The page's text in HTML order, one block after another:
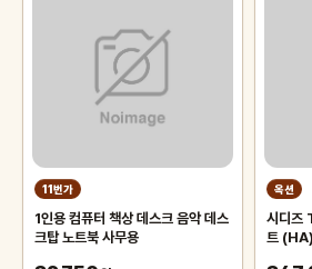
11번가
1인용 컴퓨터 책상 데스크 음악 데스
크탑 노트북 사무용
옥션
시디즈
트